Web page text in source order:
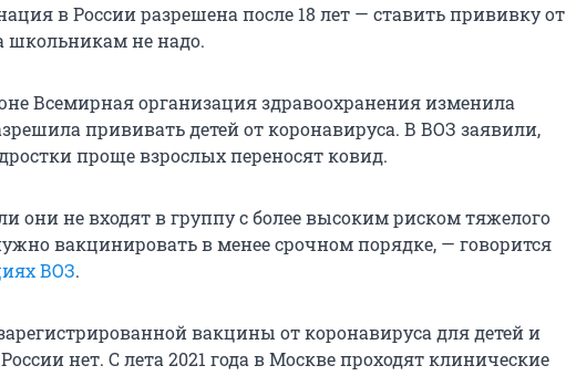
в России разрешена после 18 лет — ставить прививку от
школьникам не надо.
Всемирная организация здравоохранения изменила
прививать детей от коронавируса. В ВОЗ заявили,
проще взрослых переносят ковид.
они не входят в группу с более высоким риском тяжелого
вакцинировать в менее срочном порядке, — говорится
ВОЗ.
вакцины от коронавируса для детей и
нет. С лета 2021 года в Москве проходят клинические